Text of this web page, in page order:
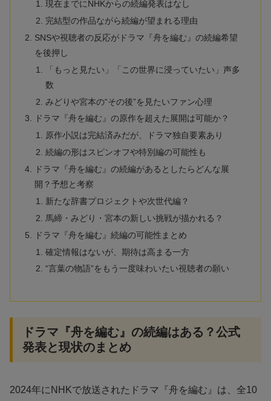
現在までにNHKからの続編発表はなし
完結型の作品ながら続編が望まれる理由
SNSや視聴者の反応がドラマ『舟を編む』の続編希望
を後押し
「もっと見たい」「この世界に浸っていたい」声多
数
みどりや宮本の“その後”を見たいファン心理
ドラマ『舟を編む』の原作を超えた展開は可能か？
原作小説は完結済みだが、ドラマ独自要素あり
続編の形はスピンオフや特別編の可能性も
ドラマ『舟を編む』の続編があるとしたらどんな展
開？予想と考察
新たな辞書プロジェクトや次世代編？
馬締・みどり・宮本の新しい挑戦が描かれる？
ドラマ『舟を編む』続編の可能性まとめ
確定情報はないが、期待は高まる一方
“言葉の物語”をもう一度味わいたい視聴者の願い
ドラマ『舟を編む』の続編はある？公式
発表と現状のまとめ
2024年にNHKで放送されたドラマ『舟を編む』は、全10